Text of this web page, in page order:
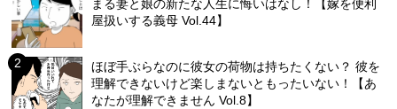
まる妻と娘の新たな人生に悔いはなし！【嫁を便利
屋扱いする義母 Vol.44】
ほぼ手ぶらなのに彼女の荷物は持ちたくない？ 彼を
理解できないけど楽しまないともったいない！【あ
なたが理解できません Vol.8】